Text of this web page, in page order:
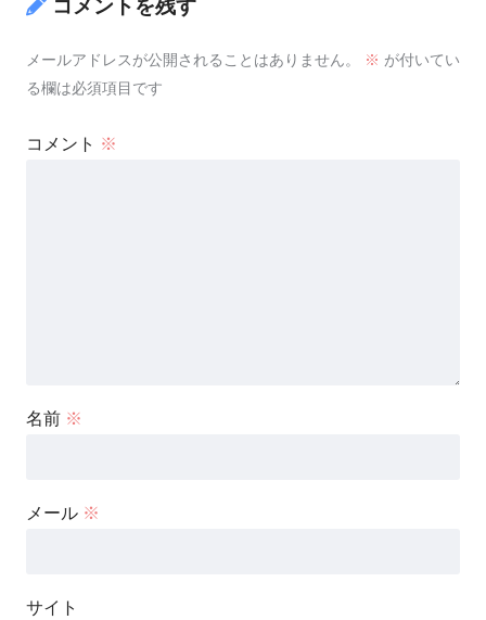
コメントを残す
メールアドレスが公開されることはありません。 ※ が付いてい
る欄は必須項目です
コメント ※
名前 ※
メール ※
サイト